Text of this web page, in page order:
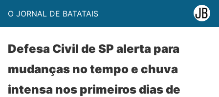
O JORNAL DE BATATAIS
Defesa Civil de SP alerta para
mudanças no tempo e chuva
intensa nos primeiros dias de